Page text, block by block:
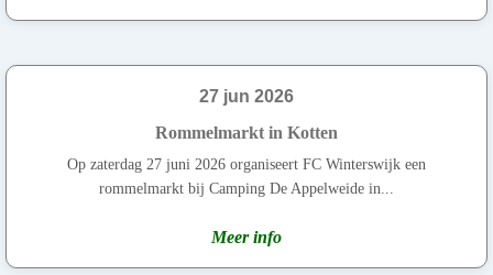
27 jun 2026
Rommelmarkt in Kotten
Op zaterdag 27 juni 2026 organiseert FC Winterswijk een
rommelmarkt bij Camping De Appelweide in...
Meer info